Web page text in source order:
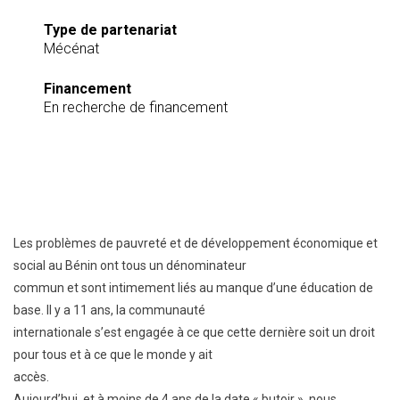
Type de partenariat
Mécénat
Financement
En recherche de financement
Les problèmes de pauvreté et de développement économique et
social au Bénin ont tous un dénominateur
commun et sont intimement liés au manque d’une éducation de
base. Il y a 11 ans, la communauté
internationale s’est engagée à ce que cette dernière soit un droit
pour tous et à ce que le monde y ait
accès.